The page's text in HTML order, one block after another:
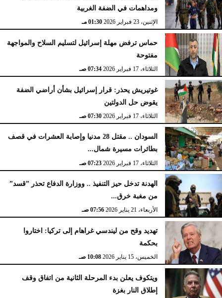
الإثنين، 23 فبراير 2026 02:15 مـ
ومداهمات في الضفة الغربية
الإثنين، 23 فبراير 2026 01:30 مـ
حماس ترفض مهلة إسرائيل لتسليم السلاح والمواجهة
مفتوحة
الثلاثاء، 17 فبراير 2026 07:34 صـ
غوتيريش يحذر: قرار إسرائيل بشأن أراضي الضفة
يقوض حل الدولتين
الثلاثاء، 17 فبراير 2026 07:30 صـ
السودان .. مقتل 28 مدنيا وإصابة العشرات في قصف
بطائرات مسيرة شمال...
الثلاثاء، 17 فبراير 2026 07:23 صـ
الهدنة تدخل حيز التنفيذ .. ووزارة الدفاع تحذر ”قسد”
من مغبة خرق...
الأربعاء، 21 يناير 2026 07:56 صـ
تهديد وقح من ليندسي غراهام إلى تركيا: اختاروا
بحكمة
الخميس، 15 يناير 2026 10:08 صـ
ويتكوف يعلن بدء المرحلة الثانية من اتفاق وقف
إطلاق النار بغزة